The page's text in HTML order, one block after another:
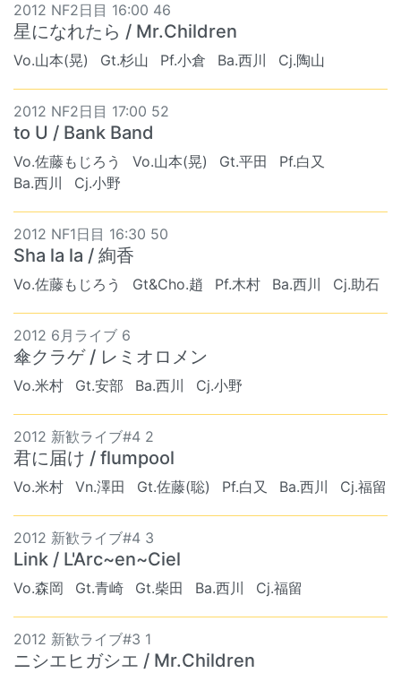
2012 NF2日目 16:00 46
星になれたら / Mr.Children
Vo.山本(晃) Gt.杉山 Pf.小倉 Ba.西川 Cj.陶山
2012 NF2日目 17:00 52
to U / Bank Band
Vo.佐藤もじろう Vo.山本(晃) Gt.平田
Pf.白又
Ba.西川
Cj.小野
2012 NF1日目 16:30 50
Sha la la / 絢香
Vo.佐藤もじろう Gt&Cho.趙 Pf.木村 Ba.西川 Cj.助石
2012 6月ライブ 6
傘クラゲ / レミオロメン
Vo.米村 Gt.安部 Ba.西川 Cj.小野
2012 新歓ライブ#4 2
君に届け / flumpool
Vo.米村 Vn.澤田 Gt.佐藤(聡) Pf.白又 Ba.西川 Cj.福留
2012 新歓ライブ#4 3
Link / L'Arc~en~Ciel
Vo.森岡 Gt.青崎 Gt.柴田 Ba.西川 Cj.福留
2012 新歓ライブ#3 1
ニシエヒガシエ / Mr.Children